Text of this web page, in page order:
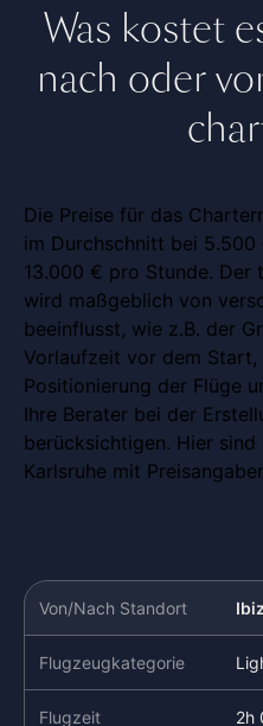
Was kostet
nach oder
Die Preise für das
im Durchschnitt bei
13.000 € pro Stunde. Der
wird maßgeblich von
beeinflusst, wie z.B. der
Vorlaufzeit vor dem
Positionierung der Flüge
Ihre Berater bei der
berücksichtigen. Hier
Karlsruhe mit
Von/Nach Standort
Flugzeugkategorie
Flugzeit 2h